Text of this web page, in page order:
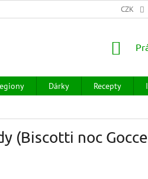
HODNOCENÍ OBCHODUCZK
Dárky Recepty
(Biscotti noc